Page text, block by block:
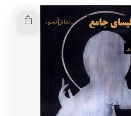
ادبیات انگلیس
ادبیات فرانسه
ادبیات ایتالیا
ادبیات روسیه
ادبیات آمریکای لاتین
ادبیات آلمان
ادبیات ترکیه